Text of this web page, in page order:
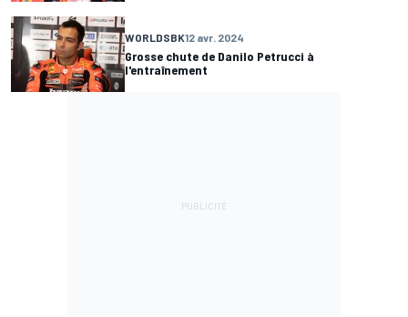
WORLDSBK12 avr. 2024
Grosse chute de Danilo Petrucci à
l'entraînement